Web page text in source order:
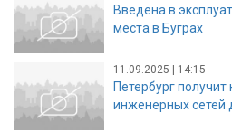
Введена в
места в Буграх
11.09.2025 | 14:15
Петербург
инженерных сетей